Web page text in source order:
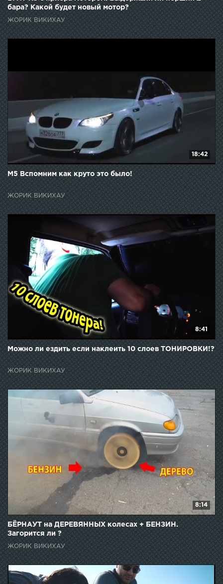
бара? Какой будет новый мотор?
ЖОРИК ВИКИХАУ
18:42
M5 Вспомним как круто это было!
ЖОРИК ВИКИХАУ
8:41
Можно ли ездить если наклеить 10 слоев ТОНИРОВКИ!?
ЖОРИК ВИКИХАУ
8:14
БЁРНАУТ на ДЕРЕВЯННЫХ колесах + БЕНЗИН.
Загорится ли ?
ЖОРИК ВИКИХАУ